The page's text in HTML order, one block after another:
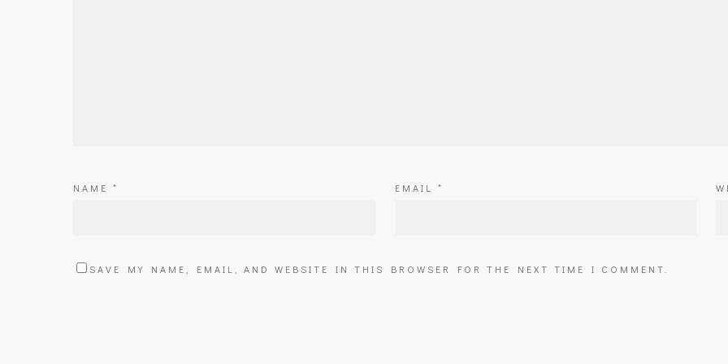
NAME * EMAIL *
SAVE MY NAME, EMAIL, AND WEBSITE IN THIS BROWSER FOR THE NEXT TIME I COMMENT.